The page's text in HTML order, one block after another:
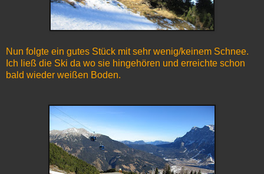
Nun folgte ein gutes Stück mit sehr wenig/keinem Schnee.
Ich ließ die Ski da wo sie hingehören und erreichte schon
bald wieder weißen Boden.